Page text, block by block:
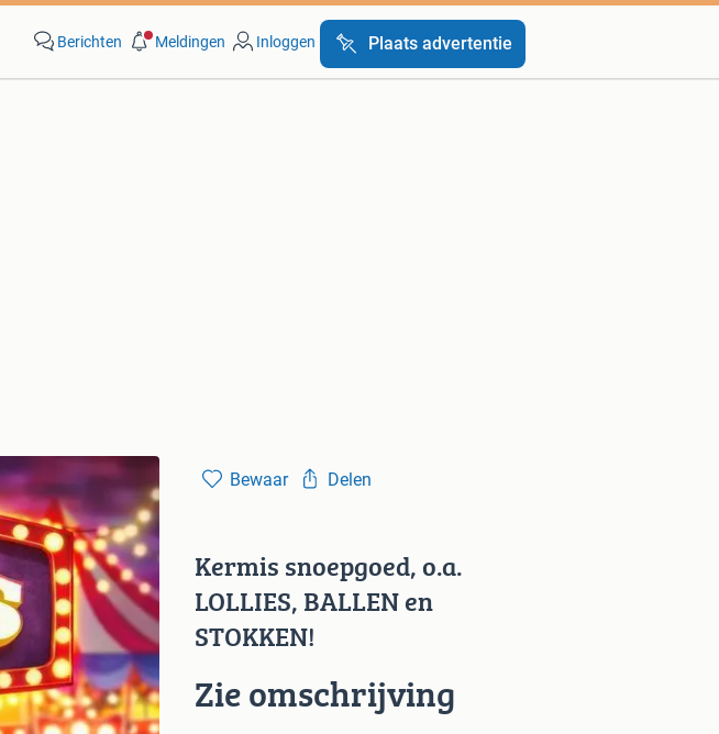
Berichten Meldingen Inloggen Plaats advertentie
Bewaar Delen
Kermis snoepgoed, o.a.
LOLLIES, BALLEN en
STOKKEN!
Zie omschrijving